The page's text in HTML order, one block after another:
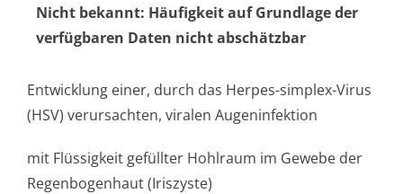
Nicht bekannt: Häufigkeit auf Grundlage der
verfügbaren Daten nicht abschätzbar
Entwicklung einer, durch das Herpes-simplex-Virus
(HSV) verursachten, viralen Augeninfektion
mit Flüssigkeit gefüllter Hohlraum im Gewebe der
Regenbogenhaut (Iriszyste)